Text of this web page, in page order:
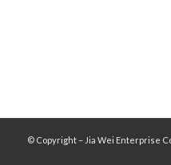
© Copyright – Jia Wei Enterprise